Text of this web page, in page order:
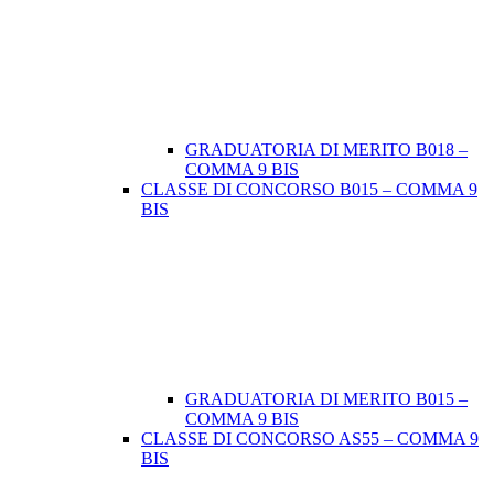
GRADUATORIA DI MERITO B018 –
COMMA 9 BIS
CLASSE DI CONCORSO B015 – COMMA 9
BIS
GRADUATORIA DI MERITO B015 –
COMMA 9 BIS
CLASSE DI CONCORSO AS55 – COMMA 9
BIS